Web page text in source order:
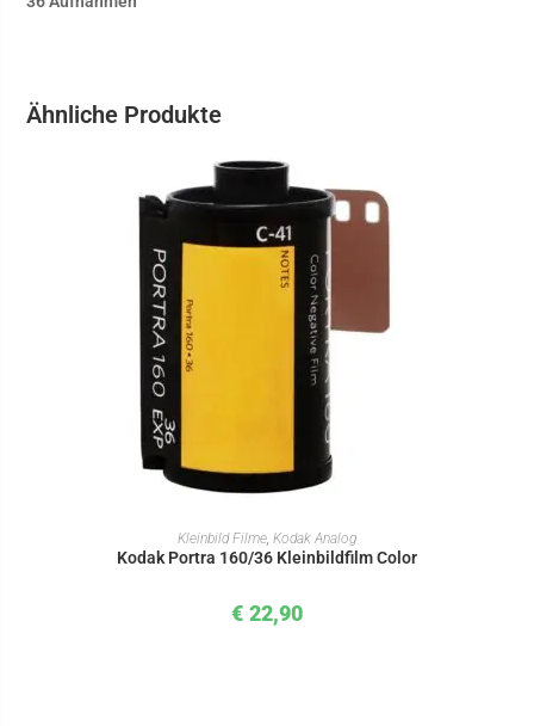
Ähnliche Produkte
IN DEN WARENKORB
Kleinbild Filme, Kodak Analog
Kodak Portra 160/36 Kleinbildfilm Color
€ 22,90